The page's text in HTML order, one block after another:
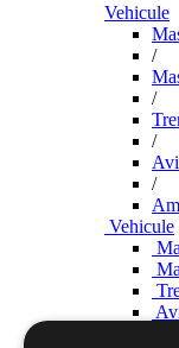
Vehicule
/
/
/
/
Vehicule